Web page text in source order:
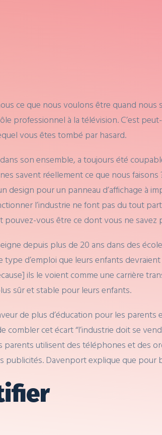
ce que nous voulons être quand
professionnel à la télévision. C’est
vous êtes tombé par hasard.
son ensemble, a toujours été
savent réellement ce que nous
design pour un panneau d’affichage à
l’industrie ne font pas du tout
pouvez-vous être ce dont vous ne savez
depuis plus de 20 ans dans des
type d’emploi que leurs enfants
ils le voient comme une carrière
sûr et stable pour leurs enfants.
de plus d’éducation pour les parents
combler cet écart “l’industrie doit se
parents utilisent des téléphones et des
publicités. Davenport explique que pour